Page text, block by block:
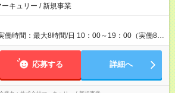
力や成長が収入につながる環境です。 【試用
あり 試用期間の長さ：3ヶ月 雇用形態、給与は
です。
キュリー / 新規事業
大8時間/日 10：00～19：00（実働8時
※勤務地により、異なる場合あり ＼残業は月平
やすい環境になるよう「働き方改革」を推進中
、ぜひご応募ください♪
応募する 詳細へ